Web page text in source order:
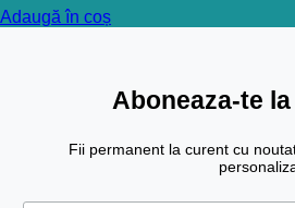
Adaugă în coș
Aboneaza-te
Fii permanent la curent cu